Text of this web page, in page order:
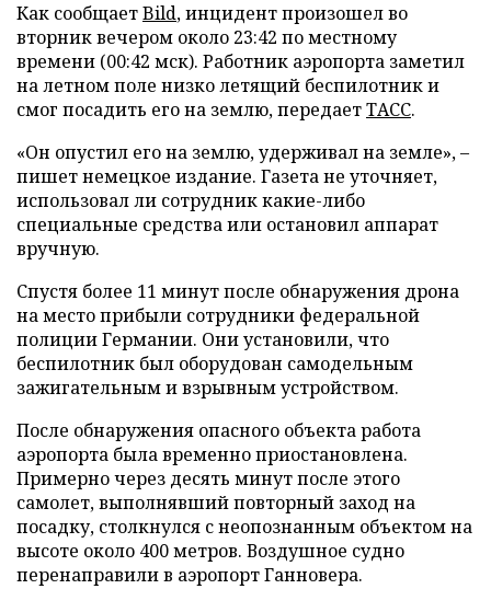
Как сообщаетBild, инцидент произошел во
вторник вечером около 23:42 по местному
времени (00:42 мск). Работник аэропорта заметил
на летном поле низко летящий беспилотник и
смог посадить его на землю, передаетТАСС.
«Он опустил его на землю, удерживал на земле», –
пишет немецкое издание. Газета не уточняет,
использовал ли сотрудник какие-либо
специальные средства или остановил аппарат
вручную.
Спустя более 11 минут после обнаружения дрона
на место прибыли сотрудники федеральной
полиции Германии. Они установили, что
беспилотник был оборудован самодельным
зажигательным и взрывным устройством.
После обнаружения опасного объекта работа
аэропорта была временно приостановлена.
Примерно через десять минут после этого
самолет, выполнявший повторный заход на
посадку, столкнулся с неопознанным объектом на
высоте около 400 метров. Воздушное судно
перенаправили в аэропорт Ганновера.